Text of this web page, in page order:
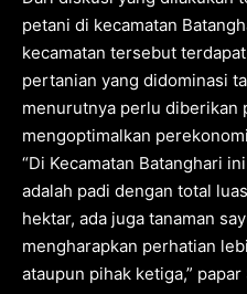
petani di kecamatan
kecamatan tersebut
pertanian yang didominasi
menurutnya perlu diberikan
mengoptimalkan
“Di Kecamatan Batanghari
adalah padi dengan total
hektar, ada juga tanaman
mengharapkan perhatian
ataupun pihak ketiga,”